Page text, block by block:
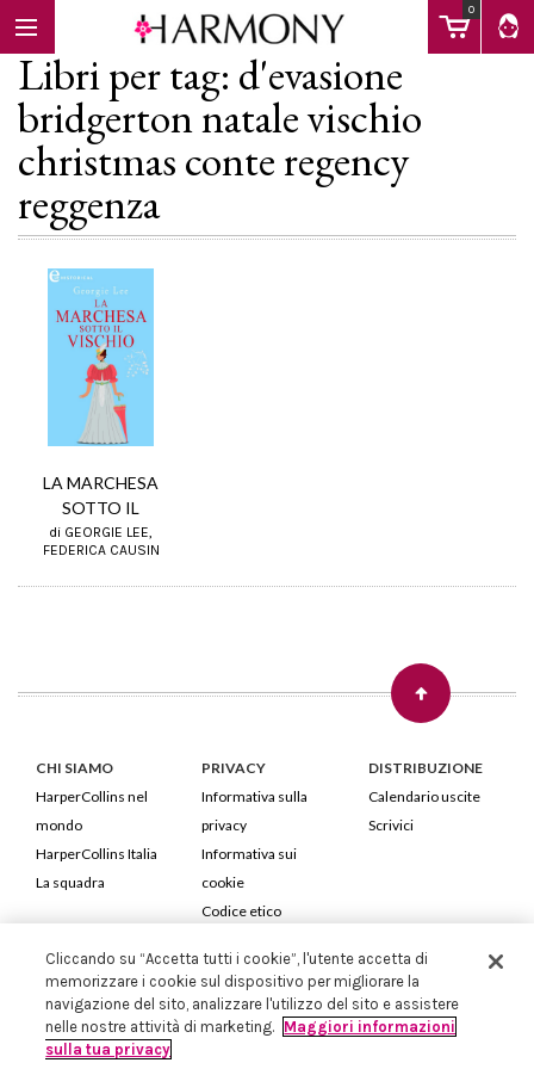
0
EBOOK
LIBRI
Calendario
Libri per tag: d'evasione
bridgerton natale vischio
christmas conte regency
reggenza
LA MARCHESA
SOTTO IL
di GEORGIE LEE,
FEDERICA CAUSIN
CHI SIAMO
HarperCollins nel
mondo
HarperCollins Italia
La squadra
PRIVACY
Informativa sulla
privacy
Informativa sui
cookie
Codice etico
DISTRIBUZIONE
Calendario uscite
Scrivici
HarperCollins Italia S.p.A. Viale Monte Nero, 84 - 20135 Milano
Cod. Fiscale e P.IVA 05946780151 - Capitale Sociale 258.250 €
Iscritta in Milano al Registro delle imprese nr.198004 e REA nr.1051898
Cliccando su “Accetta tutti i cookie”, l'utente accetta di
memorizzare i cookie sul dispositivo per migliorare la
navigazione del sito, analizzare l'utilizzo del sito e assistere
nelle nostre attività di marketing. Maggiori informazioni
sulla tua privacy